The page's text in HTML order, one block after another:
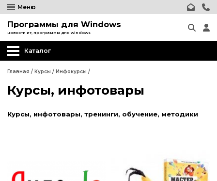
Меню
Программы для Windows
новости ит, программы для windows
Каталог
Курсы инфотовары
Книги - журналы
Главная / Курсы / Инфокурсы /
Курсы, инфотовары
Курсы, инфотовары, тренинги, обучение, методики